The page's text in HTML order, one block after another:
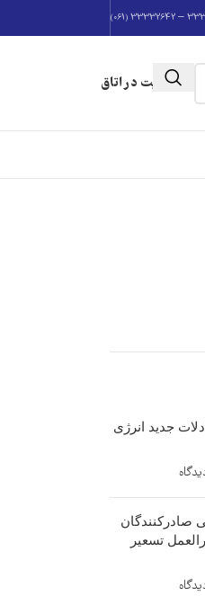
عضویت در اتاق
جدید انرژی
صادرکنندگان
تسعیر